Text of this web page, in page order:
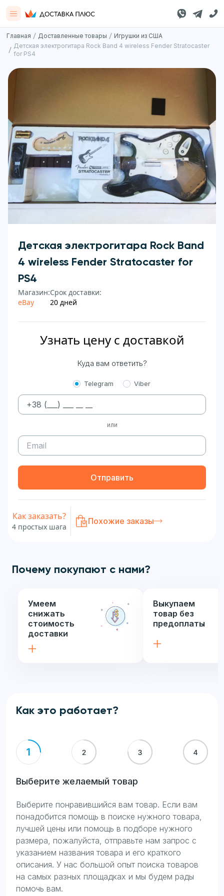
Главная / Доставленные товары / Игрушки из США
/ Детская электрогитара Rock Band 4 wireless Fender Stratocaster
for PS4
Детская электрогитара Rock Band
4 wireless Fender Stratocaster for
PS4
Магазин:
eBay
Срок доставки:
20 дней
Узнать цену с доставкой
Куда вам ответить?
Telegram Viber
или
Отправить
Как заказать?
4 простых шага
Похожие заказы
Почему покупают с нами?
Умеем
снижать
стоимость
доставки
Выкупаем
товар без
предоплаты
Как это работает?
Выберите желаемый товар
Выберите понравившийся вам товар. Если вам
понадобится помощь в поиске нужного товара,
лучшей цены или помощь в подборе нужного
размера, пожалуйста, отправьте нам запрос с
указанием названия товара и его краткого
описания. У нас большой опыт поиска товаров
на самых разных площадках и мы будем рады
помочь вам.